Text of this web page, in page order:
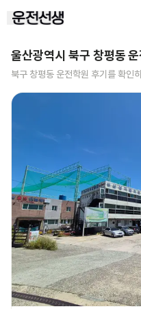
울산광역시 북구 창평동
북구 창평동 운전학원 후기를 확인